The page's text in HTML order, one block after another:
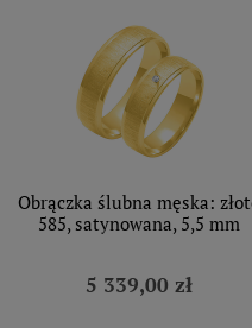
Obrączka ślubna męska:
585, satynowana, 5,5 mm
5 339,00 zł